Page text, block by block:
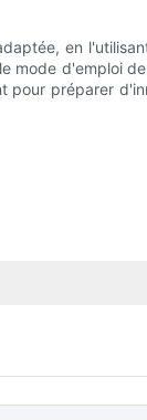
en
mode d'emploi
pour préparer